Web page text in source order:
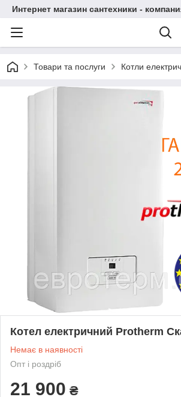
Интернет магазин сантехники -
Товари та послуги Котли
Котел електричний Protherm
Немає в наявності
Опт і роздріб
21 900 ₴